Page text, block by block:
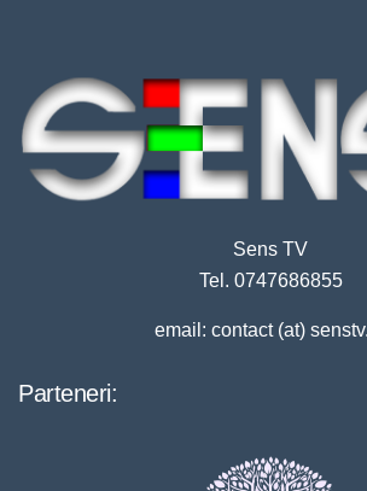
Sens TV
Tel. 0747686855
email: contact (at)
Parteneri: